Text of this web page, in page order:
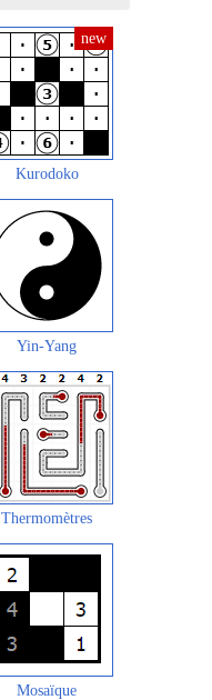
Kurodoko
Yin-Yang
Thermomètres
Mosaïque